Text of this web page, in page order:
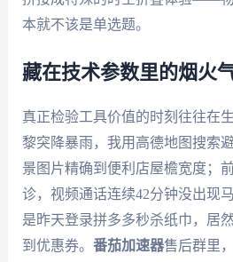
本就不该是单选题。
藏在技术参数里的烟火
真正检验工具价值的时刻往往在
黎突降暴雨，我用高德地图搜索
景图片精确到便利店屋檐宽度；
诊，视频通话连续42分钟没出现
是昨天登录拼多多秒杀纸巾，居
到优惠券。 番茄加速器售后群里